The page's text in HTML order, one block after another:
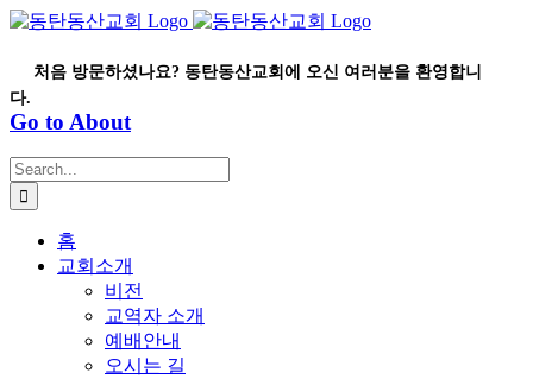
Skip
content
처음 방문하셨나요? 동탄동산교회에 오신 여러분을 환영합니
다.
Go to About
Search
for:
홈
교회소개
비전
교역자 소개
예배안내
오시는 길